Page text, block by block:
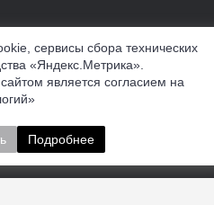
сервисы сбора технических
«Яндекс.Метрика».
является согласием на
Подробнее